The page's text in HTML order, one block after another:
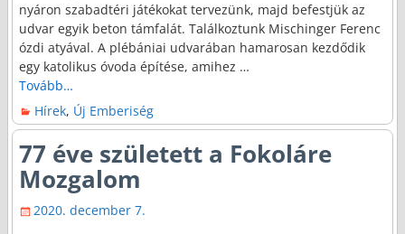
nyáron szabadtéri játékokat tervezünk, majd befestjük az
udvar egyik beton támfalát. Találkoztunk Mischinger Ferenc
ózdi atyával. A plébániai udvarában hamarosan kezdődik
egy katolikus óvoda építése, amihez …
Tovább…
Hírek, Új Emberiség
77 éve született a Fokoláre
Mozgalom
2020. december 7.